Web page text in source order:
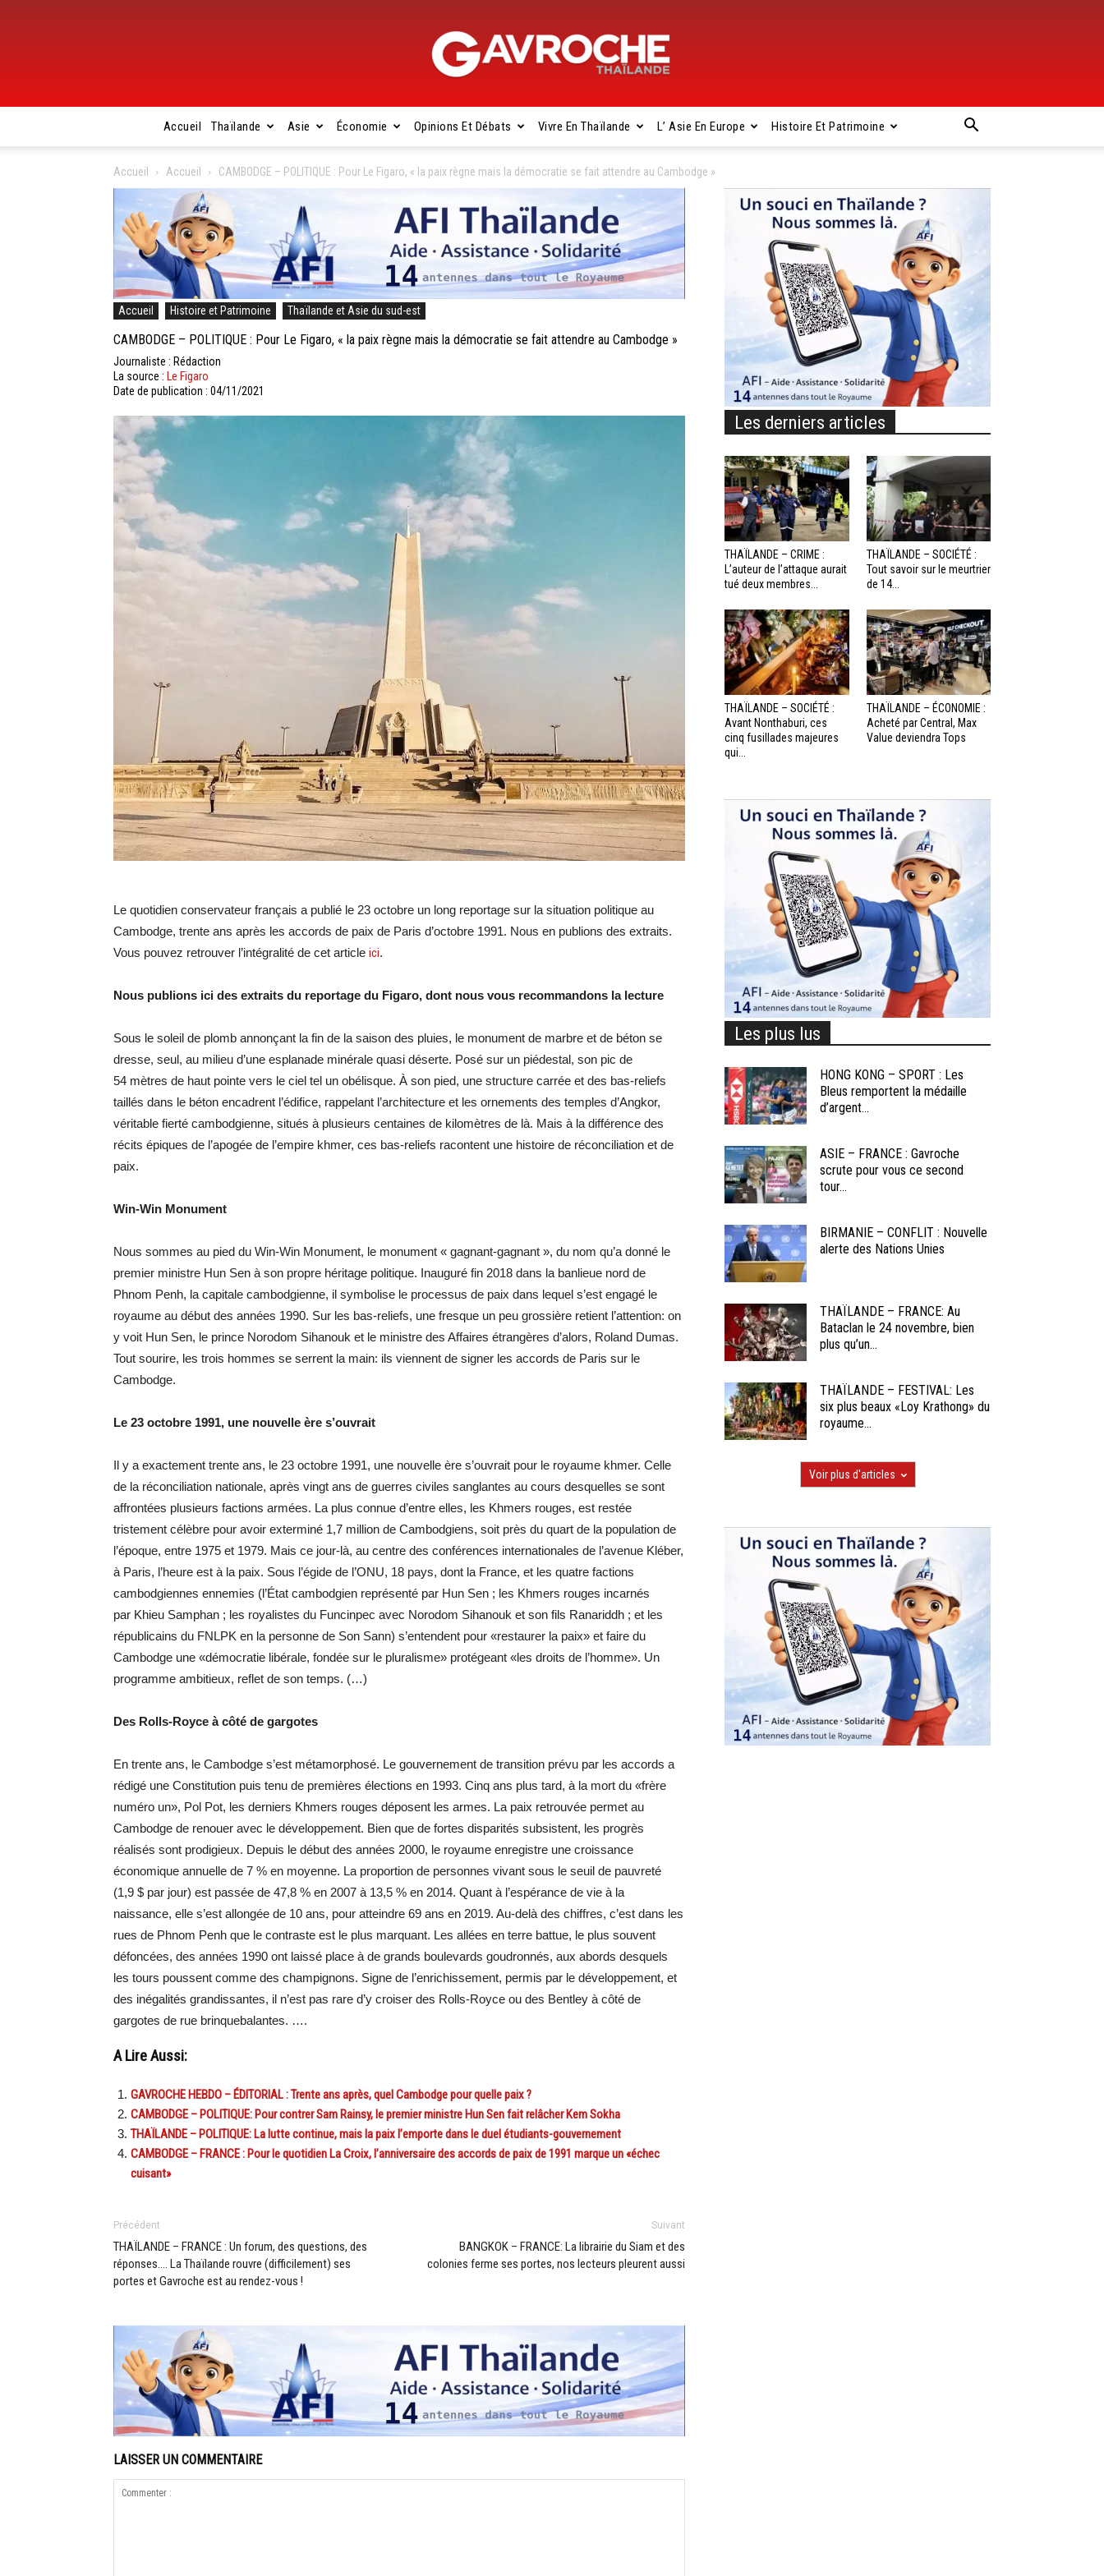
Gavroche
Thaïlande
Accueil Thaïlande Asie Économie Opinions Et Débats Vivre En Thaïlande L’ Asie En Europe Histoire Et Patrimoine
Accueil Accueil CAMBODGE – POLITIQUE : Pour Le Figaro, « la paix règne mais la démocratie se fait attendre au Cambodge »
Accueil Histoire et Patrimoine Thaïlande et Asie du sud-est
CAMBODGE – POLITIQUE : Pour Le Figaro, « la paix règne mais la démocratie se fait attendre au Cambodge »
Journaliste : Rédaction
La source :
Le Figaro
Date de publication : 04/11/2021
Le quotidien conservateur français a publié le 23 octobre un long reportage sur la situation politique au
Cambodge, trente ans après les accords de paix de Paris d’octobre 1991. Nous en publions des extraits.
Vous pouvez retrouver l’intégralité de cet article ici.
Nous publions ici des extraits du reportage du Figaro, dont nous vous recommandons la lecture
Sous le soleil de plomb annonçant la fin de la saison des pluies, le monument de marbre et de béton se
dresse, seul, au milieu d’une esplanade minérale quasi déserte. Posé sur un piédestal, son pic de
54 mètres de haut pointe vers le ciel tel un obélisque. À son pied, une structure carrée et des bas-reliefs
taillés dans le béton encadrent l’édifice, rappelant l’architecture et les ornements des temples d’Angkor,
véritable fierté cambodgienne, situés à plusieurs centaines de kilomètres de là. Mais à la différence des
récits épiques de l’apogée de l’empire khmer, ces bas-reliefs racontent une histoire de réconciliation et de
paix.
Win-Win Monument
Nous sommes au pied du Win-Win Monument, le monument « gagnant-gagnant », du nom qu’a donné le
premier ministre Hun Sen à son propre héritage politique. Inauguré fin 2018 dans la banlieue nord de
Phnom Penh, la capitale cambodgienne, il symbolise le processus de paix dans lequel s’est engagé le
royaume au début des années 1990. Sur les bas-reliefs, une fresque un peu grossière retient l’attention: on
y voit Hun Sen, le prince Norodom Sihanouk et le ministre des Affaires étrangères d’alors, Roland Dumas.
Tout sourire, les trois hommes se serrent la main: ils viennent de signer les accords de Paris sur le
Cambodge.
Le 23 octobre 1991, une nouvelle ère s’ouvrait
Il y a exactement trente ans, le 23 octobre 1991, une nouvelle ère s’ouvrait pour le royaume khmer. Celle
de la réconciliation nationale, après vingt ans de guerres civiles sanglantes au cours desquelles se sont
affrontées plusieurs factions armées. La plus connue d’entre elles, les Khmers rouges, est restée
tristement célèbre pour avoir exterminé 1,7 million de Cambodgiens, soit près du quart de la population de
l’époque, entre 1975 et 1979. Mais ce jour-là, au centre des conférences internationales de l’avenue Kléber,
à Paris, l’heure est à la paix. Sous l’égide de l’ONU, 18 pays, dont la France, et les quatre factions
cambodgiennes ennemies (l’État cambodgien représenté par Hun Sen ; les Khmers rouges incarnés
par Khieu Samphan ; les royalistes du Funcinpec avec Norodom Sihanouk et son fils Ranariddh ; et les
républicains du FNLPK en la personne de Son Sann) s’entendent pour «restaurer la paix» et faire du
Cambodge une «démocratie libérale, fondée sur le pluralisme» protégeant «les droits de l’homme». Un
programme ambitieux, reflet de son temps. (…)
Des Rolls-Royce à côté de gargotes
En trente ans, le Cambodge s’est métamorphosé. Le gouvernement de transition prévu par les accords a
rédigé une Constitution puis tenu de premières élections en 1993. Cinq ans plus tard, à la mort du «frère
numéro un», Pol Pot, les derniers Khmers rouges déposent les armes. La paix retrouvée permet au
Cambodge de renouer avec le développement. Bien que de fortes disparités subsistent, les progrès
réalisés sont prodigieux. Depuis le début des années 2000, le royaume enregistre une croissance
économique annuelle de 7 % en moyenne. La proportion de personnes vivant sous le seuil de pauvreté
(1,9 $ par jour) est passée de 47,8 % en 2007 à 13,5 % en 2014. Quant à l’espérance de vie à la
naissance, elle s’est allongée de 10 ans, pour atteindre 69 ans en 2019. Au-delà des chiffres, c’est dans les
rues de Phnom Penh que le contraste est le plus marquant. Les allées en terre battue, le plus souvent
défoncées, des années 1990 ont laissé place à de grands boulevards goudronnés, aux abords desquels
les tours poussent comme des champignons. Signe de l’enrichissement, permis par le développement, et
des inégalités grandissantes, il n’est pas rare d’y croiser des Rolls-Royce ou des Bentley à côté de
gargotes de rue brinquebalantes. ….
A Lire Aussi:
GAVROCHE HEBDO – ÉDITORIAL : Trente ans après, quel Cambodge pour quelle paix ?
CAMBODGE – POLITIQUE: Pour contrer Sam Rainsy, le premier ministre Hun Sen fait relâcher Kem Sokha
THAÏLANDE – POLITIQUE: La lutte continue, mais la paix l’emporte dans le duel étudiants-gouvernement
CAMBODGE – FRANCE : Pour le quotidien La Croix, l’anniversaire des accords de paix de 1991 marque un «échec
cuisant»
Précédent
THAÏLANDE – FRANCE : Un forum, des questions, des
réponses…. La Thaïlande rouvre (difficilement) ses
portes et Gavroche est au rendez-vous !
Suivant
BANGKOK – FRANCE: La librairie du Siam et des
colonies ferme ses portes, nos lecteurs pleurent aussi
LAISSER UN COMMENTAIRE
Les derniers articles
THAÏLANDE – CRIME :
L’auteur de l’attaque aurait
tué deux membres...
THAÏLANDE – SOCIÉTÉ :
Tout savoir sur le meurtrier
de 14...
THAÏLANDE – SOCIÉTÉ :
Avant Nonthaburi, ces
cinq fusillades majeures
qui...
THAÏLANDE – ÉCONOMIE :
Acheté par Central, Max
Value deviendra Tops
Les plus lus
HONG KONG – SPORT : Les
Bleus remportent la médaille
d’argent...
ASIE – FRANCE : Gavroche
scrute pour vous ce second
tour...
BIRMANIE – CONFLIT : Nouvelle
alerte des Nations Unies
THAÏLANDE – FRANCE: Au
Bataclan le 24 novembre, bien
plus qu’un...
THAÏLANDE – FESTIVAL: Les
six plus beaux «Loy Krathong» du
royaume...
Voir plus d'articles